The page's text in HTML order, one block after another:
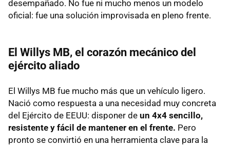
desempañado. No fue ni mucho menos un modelo
oficial: fue una solución improvisada en pleno frente.
El Willys MB, el corazón mecánico del
ejército aliado
El Willys MB fue mucho más que un vehículo ligero.
Nació como respuesta a una necesidad muy concreta
del Ejército de EEUU: disponer de un 4x4 sencillo,
resistente y fácil de mantener en el frente. Pero
pronto se convirtió en una herramienta clave para la